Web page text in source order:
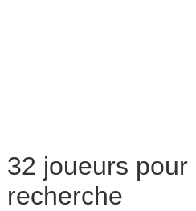
32 joueurs pour
recherche